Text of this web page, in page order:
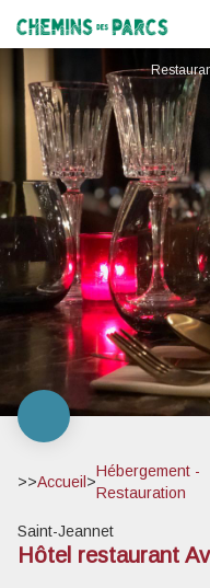
Chemins des Parcs
>>Accueil >
Hébergement -
Restauration
Saint-Jeannet
Hôtel restaurant